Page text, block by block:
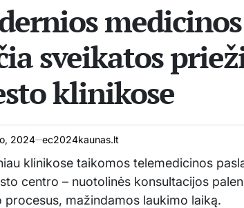
sveikatos
klinikose
2024 ec2024kaunas.lt
klinikose taikomos telemedicinos
centro – nuotolinės konsultacijos
procesus, mažindamos laukimo laiką.